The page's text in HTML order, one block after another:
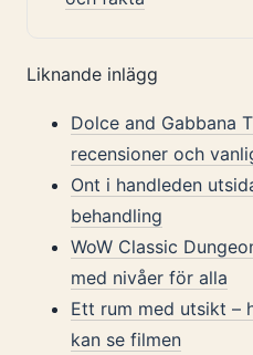
Liknande inlägg
Dolce and Gabbana
recensioner och
Ont i handleden
behandling
WoW Classic
med nivåer för alla
Ett rum med utsikt –
kan se filmen